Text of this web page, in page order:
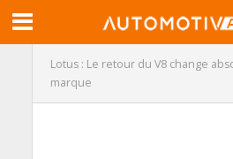
Lotus : Le retour du V8 change
marque